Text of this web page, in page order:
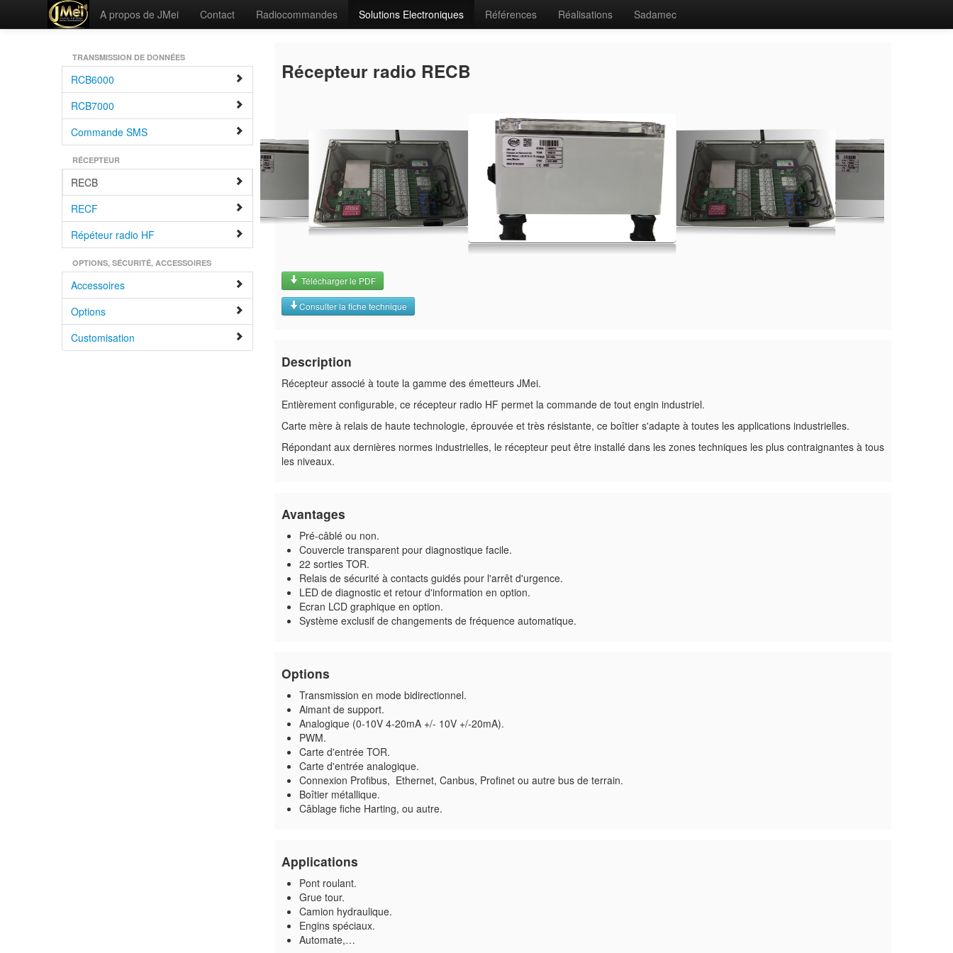
A propos de JMei Contact Radiocommandes Solutions Electroniques Références Réalisations Sadamec
TRANSMISSION DE DONNÉES
RCB6000
RCB7000
Commande SMS
RÉCEPTEUR
RECB
RECF
Répéteur radio HF
OPTIONS, SÉCURITÉ, ACCESSOIRES
Accessoires
Options
Customisation
Récepteur radio RECB
Télécharger le PDF
Consulter la fiche technique
Description
Récepteur associé à toute la gamme des émetteurs JMei.
Entièrement configurable, ce récepteur radio HF permet la commande de tout engin industriel.
Carte mère à relais de haute technologie, éprouvée et très résistante, ce boîtier s'adapte à toutes les applications industrielles.
Répondant aux dernières normes industrielles, le récepteur peut être installé dans les zones techniques les plus contraignantes à tous
les niveaux.
Avantages
Pré-câblé ou non.
Couvercle transparent pour diagnostique facile.
22 sorties TOR.
Relais de sécurité à contacts guidés pour l'arrêt d'urgence.
LED de diagnostic et retour d'information en option.
Ecran LCD graphique en option.
Système exclusif de changements de fréquence automatique.
Options
Transmission en mode bidirectionnel.
Aimant de support.
Analogique (0-10V 4-20mA +/- 10V +/-20mA).
PWM.
Carte d'entrée TOR.
Carte d'entrée analogique.
Connexion Profibus, Ethernet, Canbus, Profinet ou autre bus de terrain.
Boîtier métallique.
Câblage fiche Harting, ou autre.
Applications
Pont roulant.
Grue tour.
Camion hydraulique.
Engins spéciaux.
Automate,…